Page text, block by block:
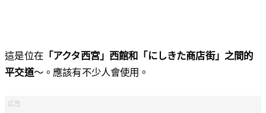
這是位在「アクタ西宮」西館和「にしきた商店街」之間的
平交道～。應該有不少人會使用。